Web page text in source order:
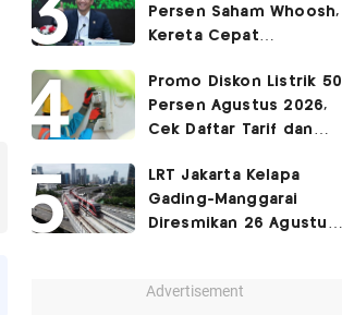
Persen Saham Whoosh,
Kereta Cepat
Surabaya
Promo Diskon Listrik 50
Persen Agustus 2026,
Cek Daftar Tarif dan
LRT Jakarta Kelapa
Gading-Manggarai
Diresmikan 26 Agustus
Advertisement